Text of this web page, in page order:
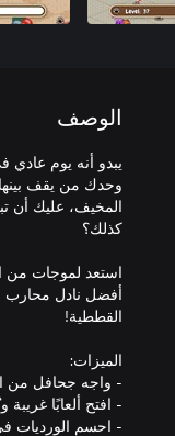
الوصف
يبدو أنه يوم
وحدك من يقف
المخيف، عليك أن
استعد لموجات من
أفضل نادل محارب